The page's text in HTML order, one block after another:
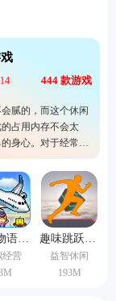
444 款游戏
腻的，而这个休闲
占用内存不会太
身心。对于经常长
便又没有什么游戏
空港物语中文版
经营
趣味跳跃模拟器手机版
益智休闲
193M